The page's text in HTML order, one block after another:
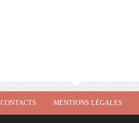
CONTACTS MENTIONS LÉGALES